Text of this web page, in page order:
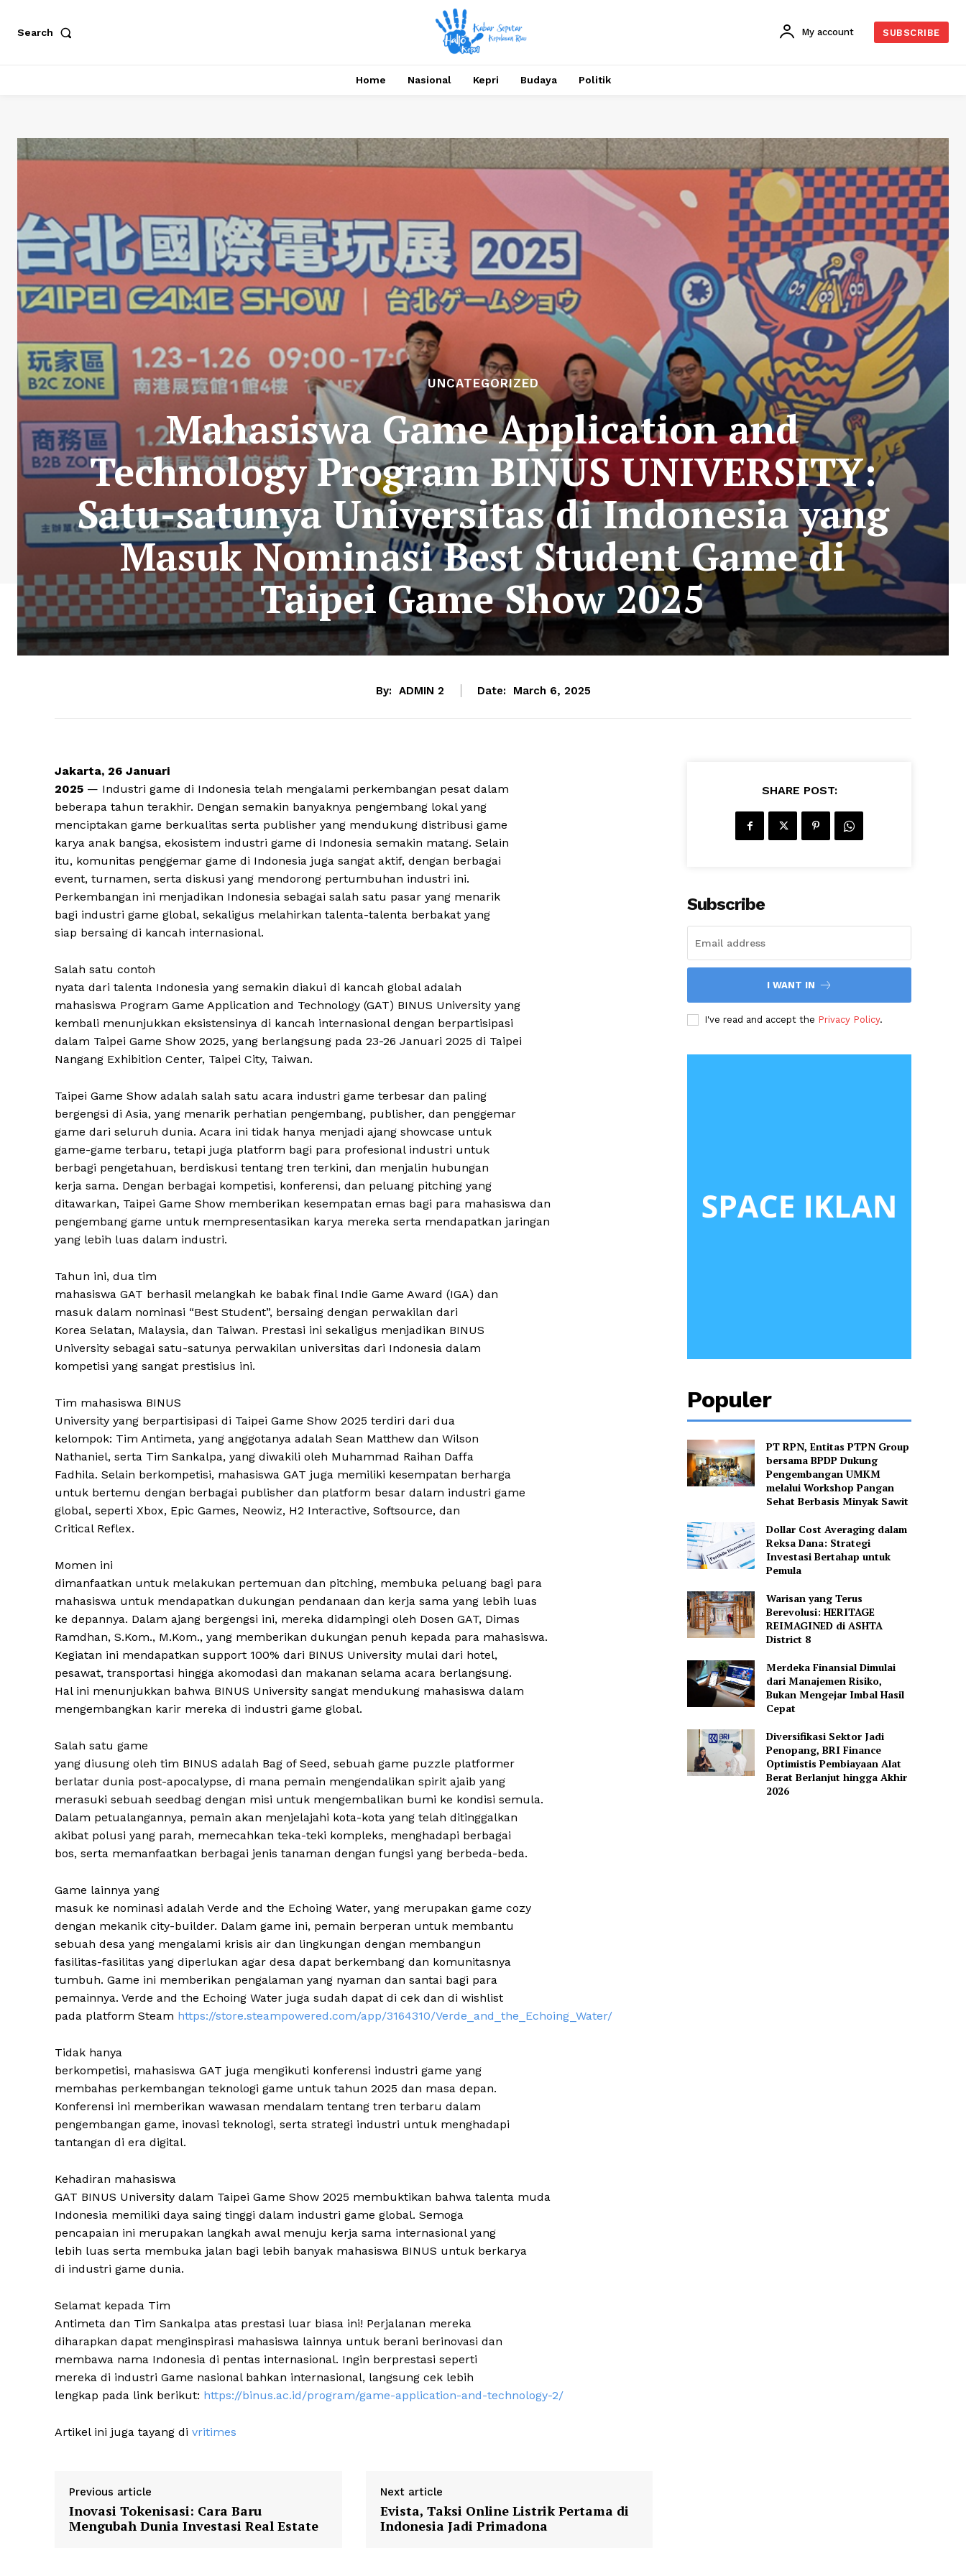
Search My account SUBSCRIBE
Home Nasional Kepri Budaya Politik
UNCATEGORIZED
Mahasiswa Game Application and
Technology Program BINUS UNIVERSITY:
Satu-satunya Universitas di Indonesia yang
Masuk Nominasi Best Student Game di
Taipei Game Show 2025
By: ADMIN 2 Date: March 6, 2025
Jakarta, 26 Januari
2025 — Industri game di Indonesia telah mengalami perkembangan pesat dalam
beberapa tahun terakhir. Dengan semakin banyaknya pengembang lokal yang
menciptakan game berkualitas serta publisher yang mendukung distribusi game
karya anak bangsa, ekosistem industri game di Indonesia semakin matang. Selain
itu, komunitas penggemar game di Indonesia juga sangat aktif, dengan berbagai
event, turnamen, serta diskusi yang mendorong pertumbuhan industri ini.
Perkembangan ini menjadikan Indonesia sebagai salah satu pasar yang menarik
bagi industri game global, sekaligus melahirkan talenta-talenta berbakat yang
siap bersaing di kancah internasional.
Salah satu contoh
nyata dari talenta Indonesia yang semakin diakui di kancah global adalah
mahasiswa Program Game Application and Technology (GAT) BINUS University yang
kembali menunjukkan eksistensinya di kancah internasional dengan berpartisipasi
dalam Taipei Game Show 2025, yang berlangsung pada 23-26 Januari 2025 di Taipei
Nangang Exhibition Center, Taipei City, Taiwan.
Taipei Game Show adalah salah satu acara industri game terbesar dan paling
bergengsi di Asia, yang menarik perhatian pengembang, publisher, dan penggemar
game dari seluruh dunia. Acara ini tidak hanya menjadi ajang showcase untuk
game-game terbaru, tetapi juga platform bagi para profesional industri untuk
berbagi pengetahuan, berdiskusi tentang tren terkini, dan menjalin hubungan
kerja sama. Dengan berbagai kompetisi, konferensi, dan peluang pitching yang
ditawarkan, Taipei Game Show memberikan kesempatan emas bagi para mahasiswa dan
pengembang game untuk mempresentasikan karya mereka serta mendapatkan jaringan
yang lebih luas dalam industri.
Tahun ini, dua tim
mahasiswa GAT berhasil melangkah ke babak final Indie Game Award (IGA) dan
masuk dalam nominasi “Best Student”, bersaing dengan perwakilan dari
Korea Selatan, Malaysia, dan Taiwan. Prestasi ini sekaligus menjadikan BINUS
University sebagai satu-satunya perwakilan universitas dari Indonesia dalam
kompetisi yang sangat prestisius ini.
Tim mahasiswa BINUS
University yang berpartisipasi di Taipei Game Show 2025 terdiri dari dua
kelompok: Tim Antimeta, yang anggotanya adalah Sean Matthew dan Wilson
Nathaniel, serta Tim Sankalpa, yang diwakili oleh Muhammad Raihan Daffa
Fadhila. Selain berkompetisi, mahasiswa GAT juga memiliki kesempatan berharga
untuk bertemu dengan berbagai publisher dan platform besar dalam industri game
global, seperti Xbox, Epic Games, Neowiz, H2 Interactive, Softsource, dan
Critical Reflex.
Momen ini
dimanfaatkan untuk melakukan pertemuan dan pitching, membuka peluang bagi para
mahasiswa untuk mendapatkan dukungan pendanaan dan kerja sama yang lebih luas
ke depannya. Dalam ajang bergengsi ini, mereka didampingi oleh Dosen GAT, Dimas
Ramdhan, S.Kom., M.Kom., yang memberikan dukungan penuh kepada para mahasiswa.
Kegiatan ini mendapatkan support 100% dari BINUS University mulai dari hotel,
pesawat, transportasi hingga akomodasi dan makanan selama acara berlangsung.
Hal ini menunjukkan bahwa BINUS University sangat mendukung mahasiswa dalam
mengembangkan karir mereka di industri game global.
Salah satu game
yang diusung oleh tim BINUS adalah Bag of Seed, sebuah game puzzle platformer
berlatar dunia post-apocalypse, di mana pemain mengendalikan spirit ajaib yang
merasuki sebuah seedbag dengan misi untuk mengembalikan bumi ke kondisi semula.
Dalam petualangannya, pemain akan menjelajahi kota-kota yang telah ditinggalkan
akibat polusi yang parah, memecahkan teka-teki kompleks, menghadapi berbagai
bos, serta memanfaatkan berbagai jenis tanaman dengan fungsi yang berbeda-beda.
Game lainnya yang
masuk ke nominasi adalah Verde and the Echoing Water, yang merupakan game cozy
dengan mekanik city-builder. Dalam game ini, pemain berperan untuk membantu
sebuah desa yang mengalami krisis air dan lingkungan dengan membangun
fasilitas-fasilitas yang diperlukan agar desa dapat berkembang dan komunitasnya
tumbuh. Game ini memberikan pengalaman yang nyaman dan santai bagi para
pemainnya. Verde and the Echoing Water juga sudah dapat di cek dan di wishlist
pada platform Steam https://store.steampowered.com/app/3164310/Verde_and_the_Echoing_Water/
Tidak hanya
berkompetisi, mahasiswa GAT juga mengikuti konferensi industri game yang
membahas perkembangan teknologi game untuk tahun 2025 dan masa depan.
Konferensi ini memberikan wawasan mendalam tentang tren terbaru dalam
pengembangan game, inovasi teknologi, serta strategi industri untuk menghadapi
tantangan di era digital.
Kehadiran mahasiswa
GAT BINUS University dalam Taipei Game Show 2025 membuktikan bahwa talenta muda
Indonesia memiliki daya saing tinggi dalam industri game global. Semoga
pencapaian ini merupakan langkah awal menuju kerja sama internasional yang
lebih luas serta membuka jalan bagi lebih banyak mahasiswa BINUS untuk berkarya
di industri game dunia.
Selamat kepada Tim
Antimeta dan Tim Sankalpa atas prestasi luar biasa ini! Perjalanan mereka
diharapkan dapat menginspirasi mahasiswa lainnya untuk berani berinovasi dan
membawa nama Indonesia di pentas internasional. Ingin berprestasi seperti
mereka di industri Game nasional bahkan internasional, langsung cek lebih
lengkap pada link berikut: https://binus.ac.id/program/game-application-and-technology-2/
Artikel ini juga tayang di vritimes
Previous article
Inovasi Tokenisasi: Cara Baru
Mengubah Dunia Investasi Real Estate
Next article
Evista, Taksi Online Listrik Pertama di
Indonesia Jadi Primadona
SHARE POST:
Subscribe
I WANT IN
I've read and accept the Privacy Policy.
Populer
PT RPN, Entitas PTPN Group
bersama BPDP Dukung
Pengembangan UMKM
melalui Workshop Pangan
Sehat Berbasis Minyak Sawit
Dollar Cost Averaging dalam
Reksa Dana: Strategi
Investasi Bertahap untuk
Pemula
Warisan yang Terus
Berevolusi: HERITAGE
REIMAGINED di ASHTA
District 8
Merdeka Finansial Dimulai
dari Manajemen Risiko,
Bukan Mengejar Imbal Hasil
Cepat
Diversifikasi Sektor Jadi
Penopang, BRI Finance
Optimistis Pembiayaan Alat
Berat Berlanjut hingga Akhir
2026